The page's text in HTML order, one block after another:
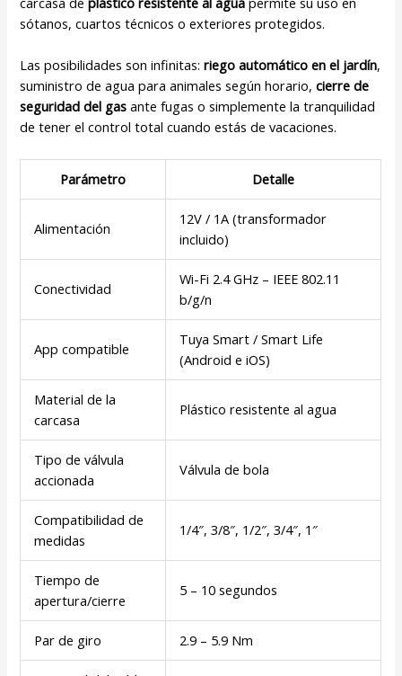
sótanos, cuartos técnicos o exteriores protegidos.
Las posibilidades son infinitas:riego automático en el jardín,
suministro de agua para animales según horario,cierre de
seguridad del gas ante fugas o simplemente la tranquilidad
de tener el control total cuando estás de vacaciones.
Parámetro Detalle
Alimentación
12V / 1A (transformador
incluido)
Conectividad
Wi-Fi 2.4 GHz – IEEE 802.11
b/g/n
App compatible
Tuya Smart / Smart Life
(Android e iOS)
Material de la
carcasa
Plástico resistente al agua
Tipo de válvula
accionada
Válvula de bola
Compatibilidad de
medidas
1/4″, 3/8″, 1/2″, 3/4″, 1″
Tiempo de
apertura/cierre
5 – 10 segundos
Par de giro 2.9 – 5.9 Nm